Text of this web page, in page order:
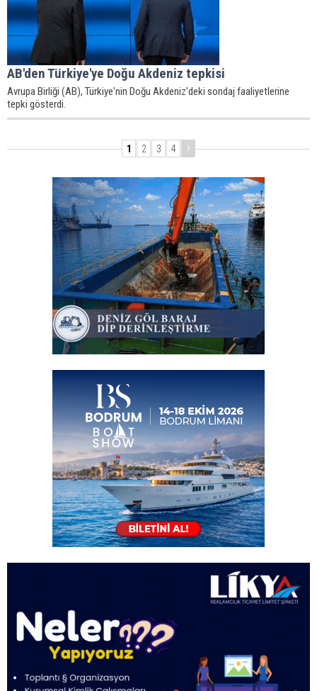
AB'den Türkiye'ye Doğu Akdeniz tepkisi
Avrupa Birliği (AB), Türkiye'nin Doğu Akdeniz'deki sondaj faaliyetlerine
tepki gösterdi.
1 2 3 4